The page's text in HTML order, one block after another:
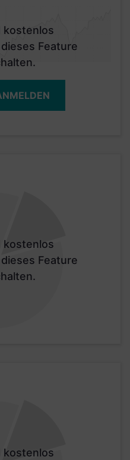
kostenlos
Feature
kostenlos
Feature
kostenlos